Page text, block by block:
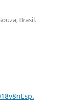
Brasil.